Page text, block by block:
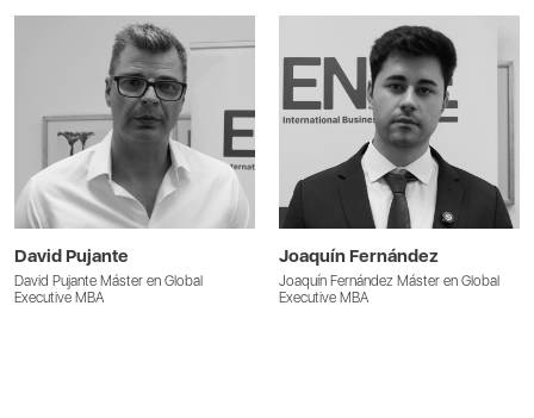
David Pujante
David Pujante Máster en Global
Executive MBA
Joaquín Fernández
Joaquín Fernández Máster en Global
Executive MBA